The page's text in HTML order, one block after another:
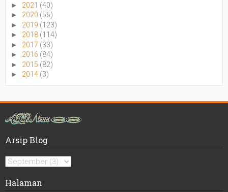
► 2021 (40)
► 2020 (56)
► 2019 (123)
► 2018 (114)
► 2017 (33)
► 2016 (84)
► 2015 (82)
► 2014 (3)
Arsip Blog
Halaman